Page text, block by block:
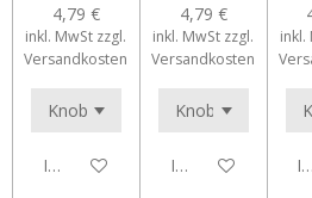
4,79 €
inkl. MwSt zzgl.
Versandkosten
In den Warenkorb
4,79 €
inkl. MwSt zzgl.
Versandkosten
In den Warenkorb
inkl.